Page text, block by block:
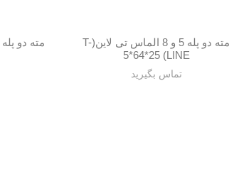
مته دو پله 5 و 8 الماس تی لاین(T-
LINE) 5*64*25
تماس بگیرید